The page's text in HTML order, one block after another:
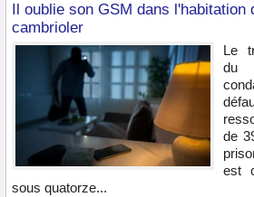
Il oublie son GSM dans l'habitation
cambrioler
Le
du
de
est
sous quatorze...